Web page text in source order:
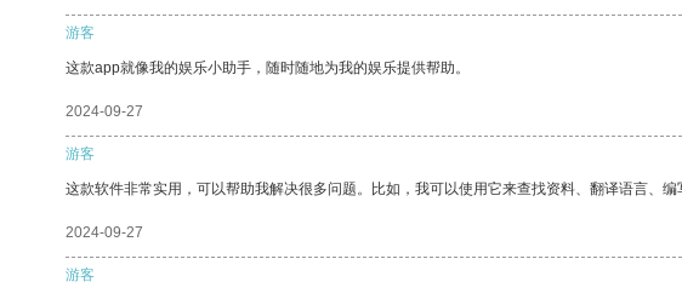
游客
这款app就像我的娱乐小助手，随时随地为我的娱乐提供帮助。
2024-09-27
游客
这款软件非常实用，可以帮助我解决很多问题。比如，我可以使用它来查找资料、翻译语言、编
2024-09-27
游客